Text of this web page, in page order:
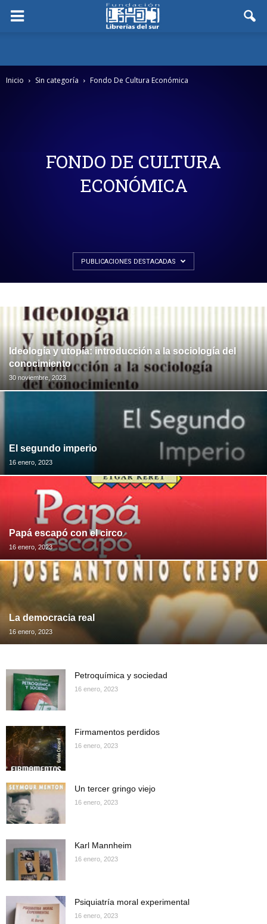
Inicio Sin categoría Fondo De Cultura Económica
FONDO DE CULTURA
ECONÓMICA
PUBLICACIONES DESTACADAS
Ideología y utopía: introducción a la sociología del
conocimiento
30 noviembre, 2023
El segundo imperio
16 enero, 2023
Papá escapó con el circo
16 enero, 2023
La democracia real
16 enero, 2023
Petroquímica y sociedad
16 enero, 2023
Firmamentos perdidos
16 enero, 2023
Un tercer gringo viejo
16 enero, 2023
Karl Mannheim
16 enero, 2023
Psiquiatría moral experimental
16 enero, 2023